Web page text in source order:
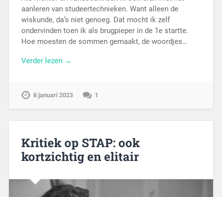
aanleren van studeertechnieken. Want alleen de
wiskunde, da’s niet genoeg. Dat mocht ik zelf
ondervinden toen ik als brugpieper in de 1e startte.
Hoe moesten de sommen gemaakt, de woordjes…
Verder lezen →
8 januari 2023 1
Kritiek op STAP: ook
kortzichtig en elitair